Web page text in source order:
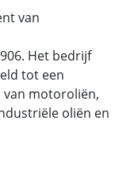
van
Het bedrijf
tot een
van motoroliën,
oliën en